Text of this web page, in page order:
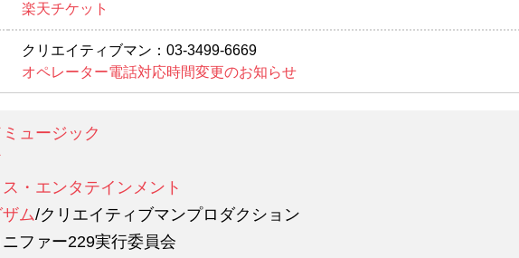
楽天チケット
クリエイティブマン：03-3499-6669
オペレーター電話対応時間変更のお知らせ
ュージック
・エンタテインメント
ム/クリエイティブマンプロダクション
ファー229実行委員会